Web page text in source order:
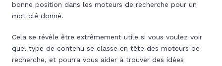
bonne position dans les moteurs de recherche pour un
mot clé donné.
Cela se révèle être extrêmement utile si vous voulez voir
quel type de contenu se classe en tête des moteurs de
recherche, et pourra vous aider à trouver des idées